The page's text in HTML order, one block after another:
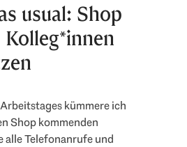
usual: Shop
Kolleg*innen
kümmere ich
Shop kommenden
alle Telefonanrufe und